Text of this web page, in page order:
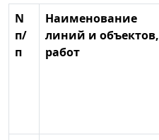
N
п/
п
Наименование
линий и объектов,
работ